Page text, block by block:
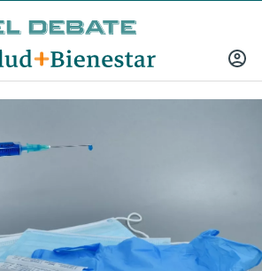
INICIAR